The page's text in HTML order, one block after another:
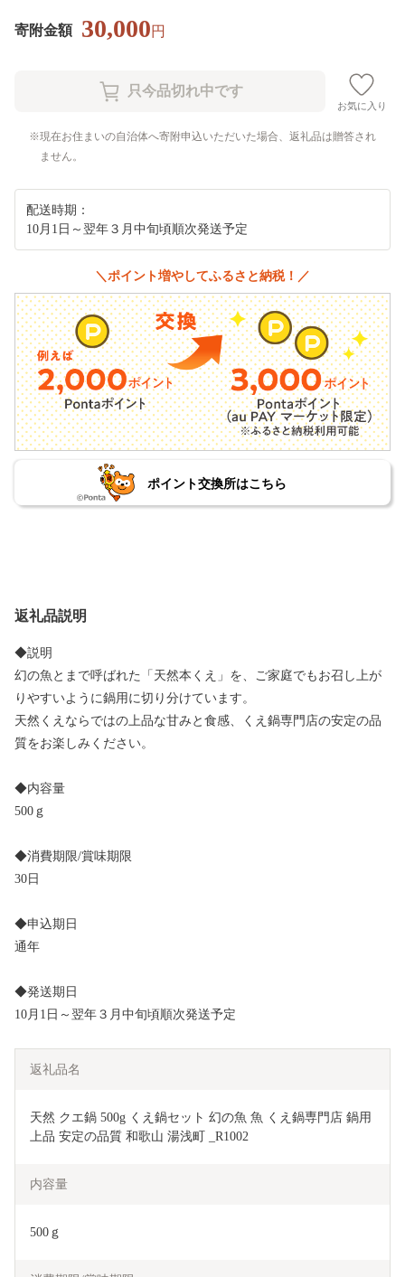
寄附金額 30,000円
お気に入り
現在お住まいの自治体へ寄附申込いただいた場合、返礼品は贈答され
ません。
配送時期：
10月1日～翌年３月中旬頃順次発送予定
＼ポイント増やしてふるさと納税！／
ポイント交換所はこちら
返礼品説明
◆説明
幻の魚とまで呼ばれた「天然本くえ」を、ご家庭でもお召し上が
りやすいように鍋用に切り分けています。
天然くえならではの上品な甘みと食感、くえ鍋専門店の安定の品
質をお楽しみください。
◆内容量
500ｇ
◆消費期限/賞味期限
30日
◆申込期日
通年
◆発送期日
10月1日～翌年３月中旬頃順次発送予定
返礼品名
天然 クエ鍋 500g くえ鍋セット 幻の魚 魚 くえ鍋専門店 鍋用
上品 安定の品質 和歌山 湯浅町 _R1002
内容量
500ｇ